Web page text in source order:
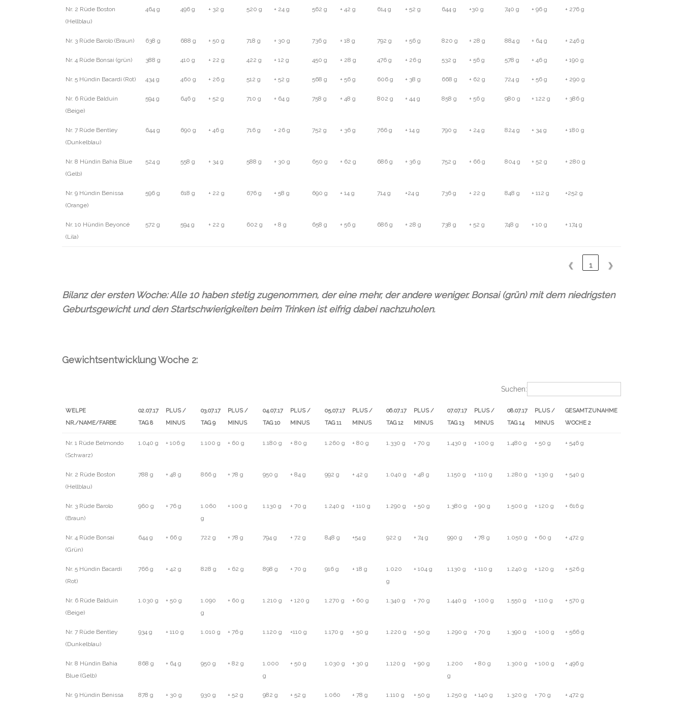
Nr. 2 Rüde Boston
(Hellblau)
464 g 496 g + 32 g 520 g + 24 g 562 g + 42 g 614 g + 52 g 644 g +30 g 740 g + 96 g + 276 g
Nr. 3 Rüde Barolo (Braun) 638 g 688 g + 50 g 718 g + 30 g 736 g + 18 g 792 g + 56 g 820 g + 28 g 884 g + 64 g + 246 g
Nr. 4 Rüde Bonsai (grün) 388 g 410 g + 22 g 422 g + 12 g 450 g + 28 g 476 g + 26 g 532 g + 56 g 578 g + 46 g + 190 g
Nr. 5 Hündin Bacardi (Rot) 434 g 460 g + 26 g 512 g + 52 g 568 g + 56 g 606 g + 38 g 668 g + 62 g 724 g + 56 g + 290 g
Nr. 6 Rüde Balduin
(Beige)
594 g 646 g + 52 g 710 g + 64 g 758 g + 48 g 802 g + 44 g 858 g + 56 g 980 g + 122 g + 386 g
Nr. 7 Rüde Bentley
(Dunkelblau)
644 g 690 g + 46 g 716 g + 26 g 752 g + 36 g 766 g + 14 g 790 g + 24 g 824 g + 34 g + 180 g
Nr. 8 Hündin Bahia Blue
(Gelb)
524 g 558 g + 34 g 588 g + 30 g 650 g + 62 g 686 g + 36 g 752 g + 66 g 804 g + 52 g + 280 g
Nr. 9 Hündin Benissa
(Orange)
596 g 618 g + 22 g 676 g + 58 g 690 g + 14 g 714 g +24 g 736 g + 22 g 848 g + 112 g +252 g
Nr. 10 Hündin Beyoncé
(Lila)
572 g 594 g + 22 g 602 g + 8 g 658 g + 56 g 686 g + 28 g 738 g + 52 g 748 g + 10 g + 174 g
❮ 1 ❯
Bilanz der ersten Woche: Alle 10 haben stetig zugenommen, der eine mehr, der andere weniger. Bonsai (grün) mit dem niedrigsten
Geburtsgewicht und den Startschwierigkeiten beim Trinken ist eifrig dabei nachzuholen.
Gewichtsentwicklung Woche 2:
Suchen:
WELPE
NR./NAME/FARBE
02.07.17
TAG 8
PLUS /
MINUS
03.07.17
TAG 9
PLUS /
MINUS
04.07.17
TAG 10
PLUS /
MINUS
05,07.17
TAG 11
PLUS /
MINUS
06.07.17
TAG 12
PLUS /
MINUS
07.07.17
TAG 13
PLUS /
MINUS
08.07.17
TAG 14
PLUS /
MINUS
GESAMTZUNAHME
WOCHE 2
Nr. 1 Rüde Belmondo
(Schwarz)
1.040 g + 106 g 1.100 g + 60 g 1.180 g + 80 g 1.260 g + 80 g 1.330 g + 70 g 1.430 g + 100 g 1.480 g + 50 g + 546 g
Nr. 2 Rüde Boston
(Hellblau)
788 g + 48 g 866 g + 78 g 950 g + 84 g 992 g + 42 g 1.040 g + 48 g 1.150 g + 110 g 1.280 g + 130 g + 540 g
Nr. 3 Rüde Barolo
(Braun)
960 g + 76 g
1.060
g
+ 100 g 1.130 g + 70 g 1.240 g + 110 g 1.290 g + 50 g 1.380 g + 90 g 1.500 g + 120 g + 616 g
Nr. 4 Rüde Bonsai
(Grün)
644 g + 66 g 722 g + 78 g 794 g + 72 g 848 g +54 g 922 g + 74 g 990 g + 78 g 1.050 g + 60 g + 472 g
Nr. 5 Hündin Bacardi
(Rot)
766 g + 42 g 828 g + 62 g 898 g + 70 g 916 g + 18 g
1.020
g
+ 104 g 1.130 g + 110 g 1.240 g + 120 g + 526 g
Nr. 6 Rüde Balduin
(Beige)
1.030 g + 50 g
1.090
g
+ 60 g 1.210 g + 120 g 1.270 g + 60 g 1.340 g + 70 g 1.440 g + 100 g 1.550 g + 110 g + 570 g
Nr. 7 Rüde Bentley
(Dunkelblau)
934 g + 110 g 1.010 g + 76 g 1.120 g +110 g 1.170 g + 50 g 1.220 g + 50 g 1.290 g + 70 g 1.390 g + 100 g + 566 g
Nr. 8 Hündin Bahia
Blue (Gelb)
868 g + 64 g 950 g + 82 g
1.000
g
+ 50 g 1.030 g + 30 g 1.120 g + 90 g
1.200
g
+ 80 g 1.300 g + 100 g + 496 g
Nr. 9 Hündin Benissa 878 g + 30 g 930 g + 52 g 982 g + 52 g 1.060 + 78 g 1.110 g + 50 g 1.250 g + 140 g 1.320 g + 70 g + 472 g